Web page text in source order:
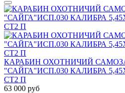
КАРАБИН ОХОТНИЧИЙ
"САЙГА"ИСП.030 КАЛИБРА
СТ2 П
63 000 руб